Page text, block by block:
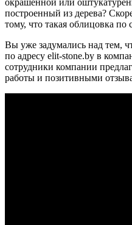
построенный из дерева?
тому, что такая облицовка по
Вы уже задумались над тем,
по адресу elit-stone.by в
сотрудники компании
работы и позитивными